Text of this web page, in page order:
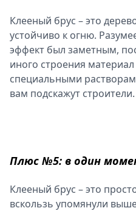
Клееный брус – это
устойчиво к огню.
эффект был заметным,
иного строения
специальными
вам подскажут строители.
Плюс №5: в один
Клееный брус – это
вскользь упомянули